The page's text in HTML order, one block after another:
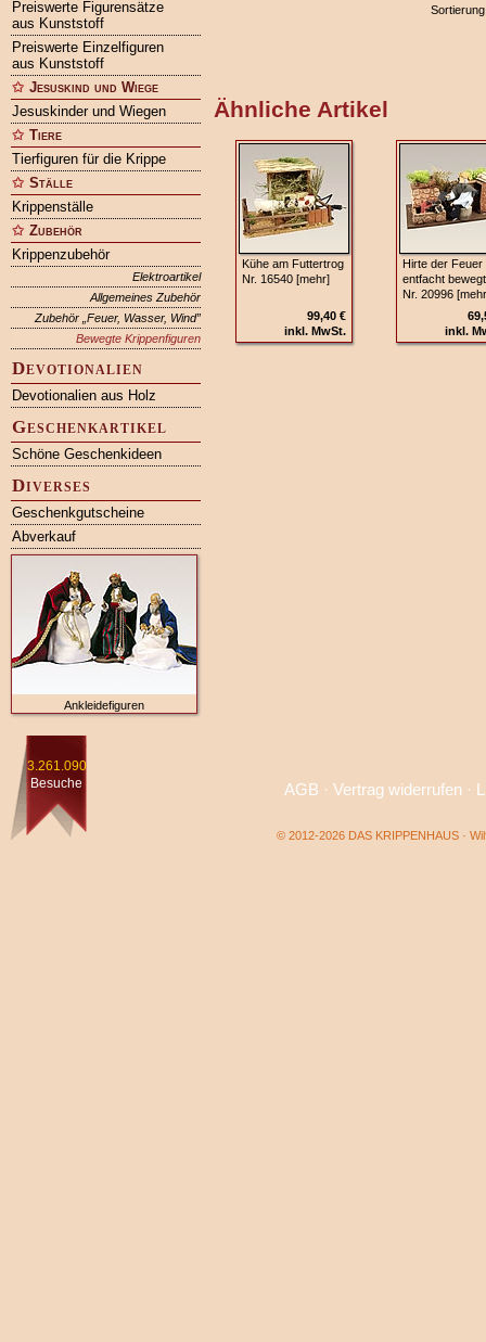
Preiswerte Figurensätze
aus Kunststoff
Preiswerte Einzelfiguren
aus Kunststoff
Jesuskind und Wiege
Jesuskinder und Wiegen
Tiere
Tierfiguren für die Krippe
Ställe
Krippenställe
Zubehör
Krippenzubehör
Elektroartikel
Allgemeines Zubehör
Zubehör „Feuer, Wasser, Wind”
Bewegte Krippenfiguren
Devotionalien
Devotionalien aus Holz
Geschenkartikel
Schöne Geschenkideen
Diverses
Geschenkgutscheine
Abverkauf
Ankleidefiguren
Ähnliche Artikel
Kühe am Futtertrog
Nr. 16540 [mehr]
99,40 €
inkl. MwSt.
Hirte der Feuer
entfacht bewegt
Nr. 20996
inkl.
3.261.090
Besuche
AGB · Vertrag widerrufen·
© 2012-2026 DAS KRIPPENHAUS ·